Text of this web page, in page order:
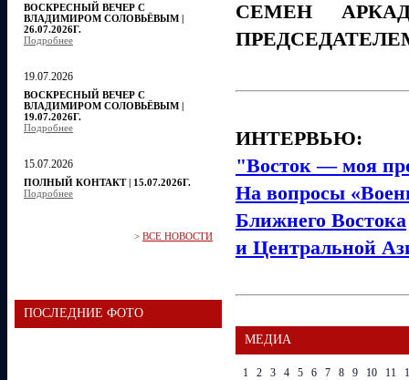
ВОСКРЕСНЫЙ ВЕЧЕР С
ВЛАДИМИРОМ СОЛОВЬЁВЫМ |
26.07.2026Г.
Подробнее
19.07.2026
ВОСКРЕСНЫЙ ВЕЧЕР С
ВЛАДИМИРОМ СОЛОВЬЁВЫМ |
19.07.2026Г.
Подробнее
15.07.2026
ПОЛНЫЙ КОНТАКТ | 15.07.2026Г.
Подробнее
> ВСЕ НОВОСТИ
ПОСЛЕДНИЕ ФОТО
СЕМЕН
ИНТЕРВЬЮ:
"Восток — моя
На вопросы
Ближнего Востока
и Центральной
МЕДИА
1 2 3 4 5 6 7 8 9 10 11